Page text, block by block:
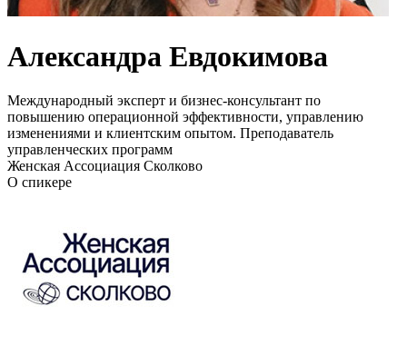
Александра Евдокимова
Международный эксперт и бизнес-консультант по
повышению операционной эффективности, управлению
изменениями и клиентским опытом. Преподаватель
управленческих программ
Женская Ассоциация Сколково
О спикере